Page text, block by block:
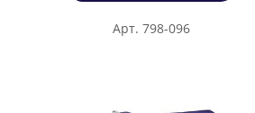
Арт. 798-096